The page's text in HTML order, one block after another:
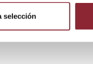
selección